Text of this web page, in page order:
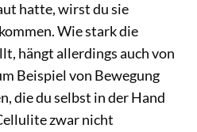
hatte, wirst du sie
Wie stark die
hängt allerdings auch von
Beispiel von Bewegung
die du selbst in der Hand
zwar nicht